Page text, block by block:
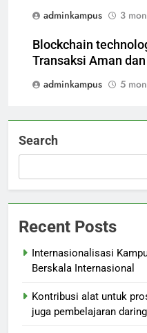
adminkampus
3
Blockchain
Transaksi Aman
adminkampus
5
Search
Recent Posts
Internasionalisasi
Berskala Internasional
Kontribusi alat untuk
juga pembelajaran daring